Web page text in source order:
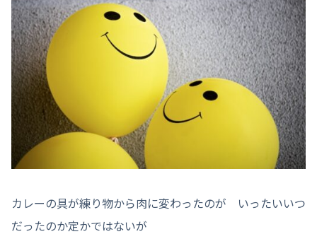
カレーの具が練り物から肉に変わったのが いったいいつ
だったのか定かではないが